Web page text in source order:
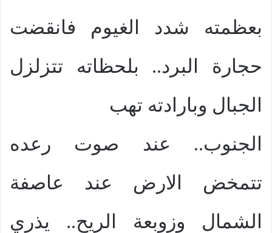
بعظمته شدد الغيوم فانقضت
حجارة البرد.. بلحظاته تتزلزل
الجبال وبارادته تهب
الجنوب.. عند صوت رعده
تتمخض الارض عند عاصفة
الشمال وزوبعة الريح.. يذري